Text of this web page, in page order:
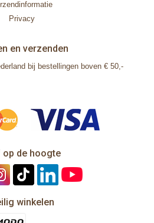
Privacy
en verzenden
bij bestellingen boven € 50,-
op de hoogte
winkelen